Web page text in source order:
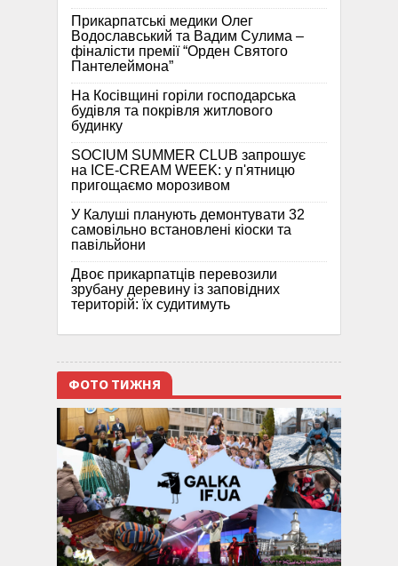
Прикарпатські медики Олег
Водославський та Вадим Сулима –
фіналісти премії “Орден Святого
Пантелеймона”
На Косівщині горіли господарська
будівля та покрівля житлового
будинку
SOCIUM SUMMER CLUB запрошує
на ICE-CREAM WEEK: у п'ятницю
пригощаємо морозивом
У Калуші планують демонтувати 32
самовільно встановлені кіоски та
павільйони
Двоє прикарпатців перевозили
зрубану деревину із заповідних
територій: їх судитимуть
ФОТО ТИЖНЯ